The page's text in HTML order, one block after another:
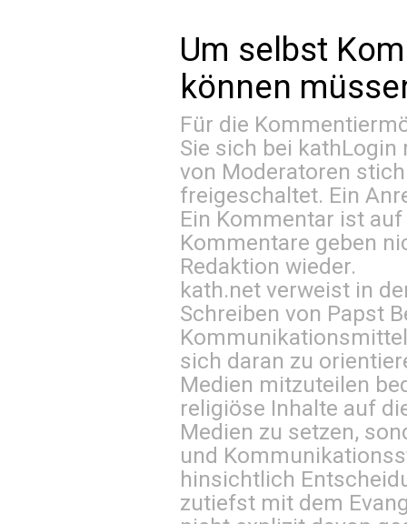
Um selbst
können
Für die
Sie sich bei kathLogin
von Moderatoren
freigeschaltet. Ein
Ein Kommentar ist
Kommentare geben
Redaktion wieder.
kath.net verweist in
Schreiben von Papst
sich daran zu
Medien mitzuteilen
religiöse Inhalte auf
Medien zu setzen,
und
hinsichtlich
zutiefst mit dem